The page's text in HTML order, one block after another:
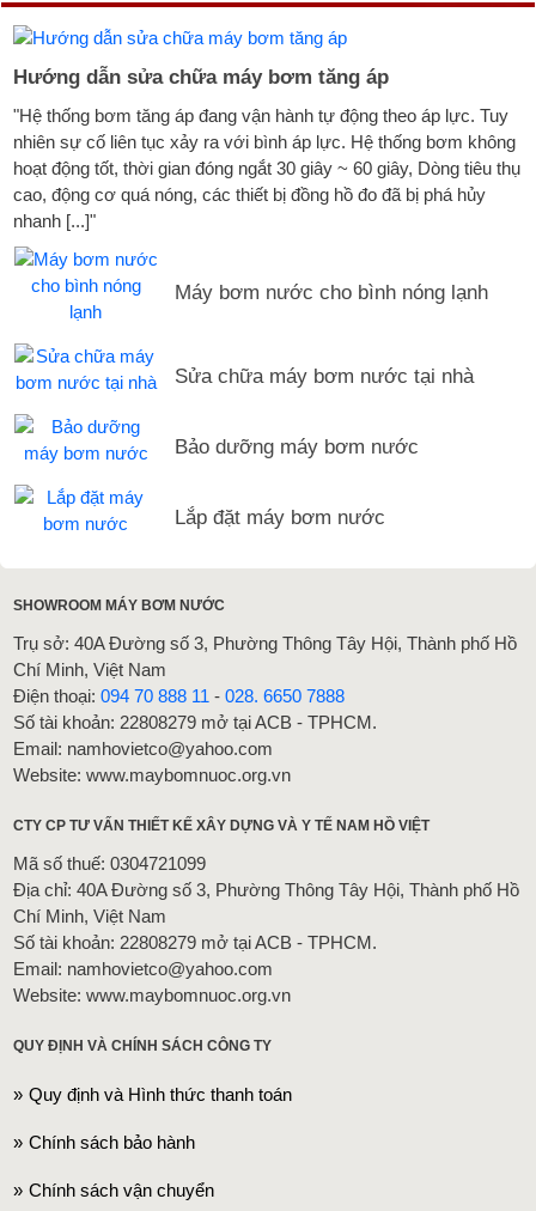
Hướng dẫn sửa chữa máy bơm tăng áp
"Hệ thống bơm tăng áp đang vận hành tự động theo áp lực. Tuy
nhiên sự cố liên tục xảy ra với bình áp lực. Hệ thống bơm không
hoạt động tốt, thời gian đóng ngắt 30 giây ~ 60 giây, Dòng tiêu thụ
cao, động cơ quá nóng, các thiết bị đồng hồ đo đã bị phá hủy
nhanh [...]"
Máy bơm nước cho bình nóng lạnh
Sửa chữa máy bơm nước tại nhà
Bảo dưỡng máy bơm nước
Lắp đặt máy bơm nước
SHOWROOM MÁY BƠM NƯỚC
Trụ sở: 40A Đường số 3, Phường Thông Tây Hội, Thành phố Hồ
Chí Minh, Việt Nam
Điện thoại:094 70 888 11 -028. 6650 7888
Số tài khoản: 22808279 mở tại ACB - TPHCM.
Email: namhovietco@yahoo.com
Website: www.maybomnuoc.org.vn
CTY CP TƯ VẤN THIẾT KẾ XÂY DỰNG VÀ Y TẾ NAM HỒ VIỆT
Mã số thuế: 0304721099
Địa chỉ: 40A Đường số 3, Phường Thông Tây Hội, Thành phố Hồ
Chí Minh, Việt Nam
Số tài khoản: 22808279 mở tại ACB - TPHCM.
Email: namhovietco@yahoo.com
Website: www.maybomnuoc.org.vn
QUY ĐỊNH VÀ CHÍNH SÁCH CÔNG TY
Quy định và Hình thức thanh toán
Chính sách bảo hành
Chính sách vận chuyển